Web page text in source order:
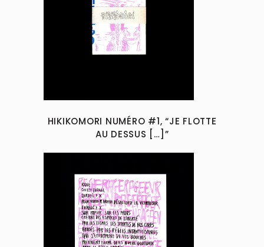
HIKIKOMORI NUMÉRO #1, “JE FLOTTE
AU DESSUS […]”